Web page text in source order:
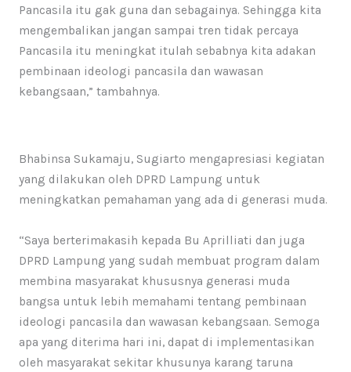
Pancasila itu gak guna dan sebagainya. Sehingga kita
mengembalikan jangan sampai tren tidak percaya
Pancasila itu meningkat itulah sebabnya kita adakan
pembinaan ideologi pancasila dan wawasan
kebangsaan,” tambahnya.
Bhabinsa Sukamaju, Sugiarto mengapresiasi kegiatan
yang dilakukan oleh DPRD Lampung untuk
meningkatkan pemahaman yang ada di generasi muda.
“Saya berterimakasih kepada Bu Aprilliati dan juga
DPRD Lampung yang sudah membuat program dalam
membina masyarakat khususnya generasi muda
bangsa untuk lebih memahami tentang pembinaan
ideologi pancasila dan wawasan kebangsaan. Semoga
apa yang diterima hari ini, dapat di implementasikan
oleh masyarakat sekitar khusunya karang taruna